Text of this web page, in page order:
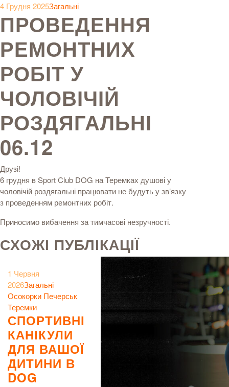
4 Грудня 2025Загальні
ПРОВЕДЕННЯ
РЕМОНТНИХ
РОБІТ У
ЧОЛОВІЧІЙ
РОЗДЯГАЛЬНІ
06.12
Друзі!
6 грудня в Sport Club DOG на Теремках душові у
чоловічій роздягальні працювати не будуть у зв’язку
з проведенням ремонтних робіт.
Приносимо вибачення за тимчасові незручності.
СХОЖІ ПУБЛІКАЦІЇ
1 Червня
2026Загальні
Осокорки Печерськ
Теремки
СПОРТИВНІ
КАНІКУЛИ
ДЛЯ ВАШОЇ
ДИТИНИ В
DOG